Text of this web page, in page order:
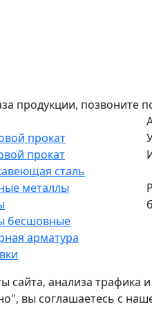
продукции, позвоните
прокат
прокат
сталь
металлы
бесшовные
арматура
анализа трафика
вы соглашаетесь с